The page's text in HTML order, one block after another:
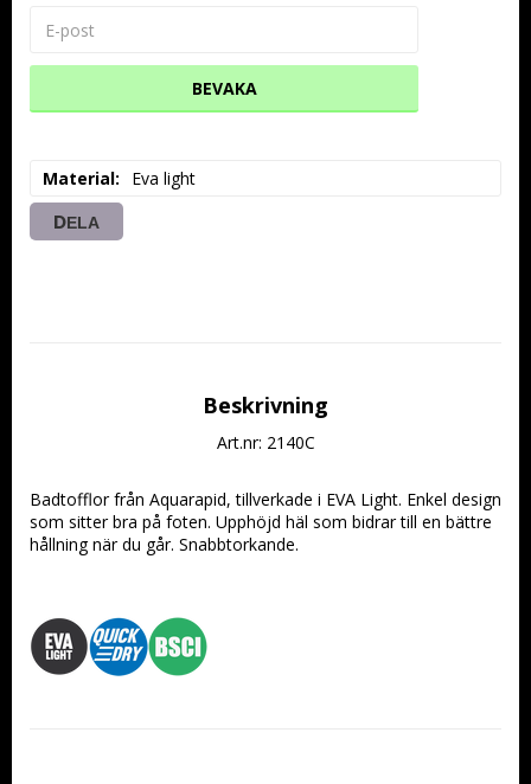
BEVAKA
Material Eva light
DELA
Beskrivning
Art.nr: 2140C
Badtofflor från Aquarapid, tillverkade i EVA Light. Enkel design
som sitter bra på foten. Upphöjd häl som bidrar till en bättre
hållning när du går. Snabbtorkande.